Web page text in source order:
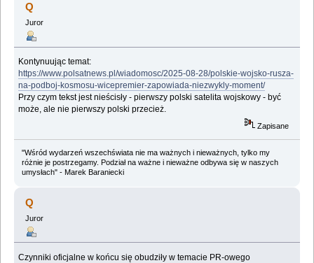
Q
Juror
Kontynuując temat:
https://www.polsatnews.pl/wiadomosc/2025-08-28/polskie-wojsko-rusza-
na-podboj-kosmosu-wicepremier-zapowiada-niezwykly-moment/
Przy czym tekst jest nieścisły - pierwszy polski satelita wojskowy - być
może, ale nie pierwszy polski przecież.
Zapisane
"Wśród wydarzeń wszechświata nie ma ważnych i nieważnych, tylko my
różnie je postrzegamy. Podział na ważne i nieważne odbywa się w naszych
umysłach" - Marek Baraniecki
Q
Juror
Czynniki oficjalne w końcu się obudziły w temacie PR-owego